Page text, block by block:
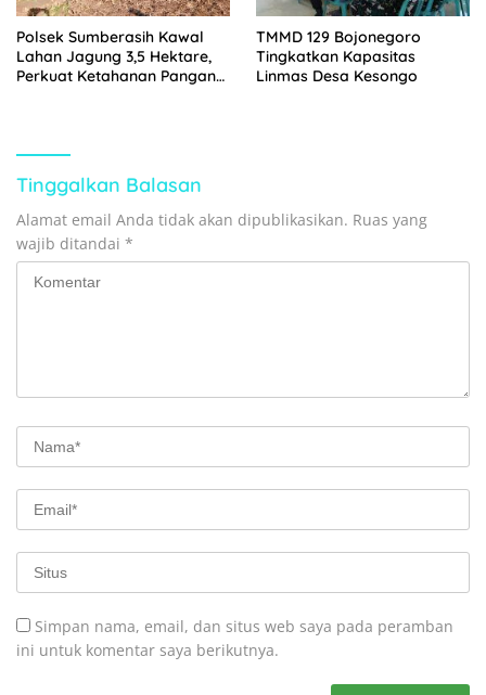
Polsek Sumberasih Kawal
Lahan Jagung 3,5 Hektare,
Perkuat Ketahanan Pangan
TMMD 129 Bojonegoro
Tingkatkan Kapasitas
Linmas Desa Kesongo
Tinggalkan Balasan
Alamat email Anda tidak akan dipublikasikan. Ruas yang
wajib ditandai *
Simpan nama, email, dan situs web saya pada peramban
ini untuk komentar saya berikutnya.